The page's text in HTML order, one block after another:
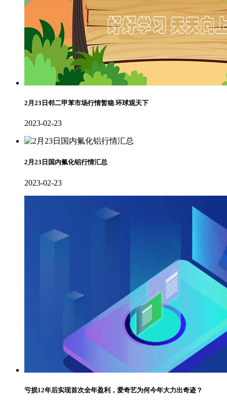
2月23日邻二甲苯市场行情暂稳 环球观天下
2023-02-23
2月23日国内氟化铝行情汇总
2023-02-23
亏损12年后实现首次全年盈利，爱奇艺为何今年大力出奇迹？